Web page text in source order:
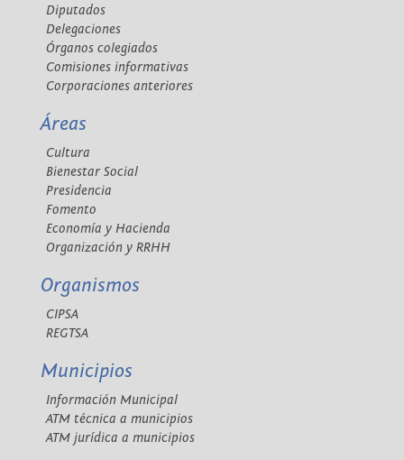
Diputados
Delegaciones
Órganos colegiados
Comisiones informativas
Corporaciones anteriores
Áreas
Cultura
Bienestar Social
Presidencia
Fomento
Economía y Hacienda
Organización y RRHH
Organismos
CIPSA
REGTSA
Municipios
Información Municipal
ATM técnica a municipios
ATM jurídica a municipios